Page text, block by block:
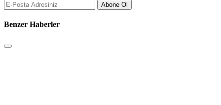
Abone Ol
Benzer Haberler